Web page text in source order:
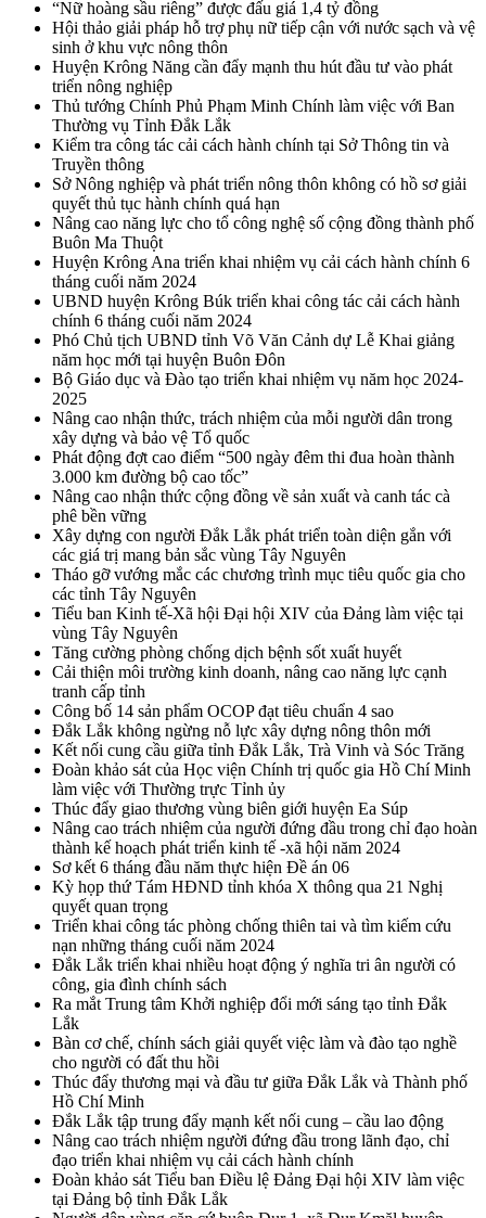
“Nữ hoàng sầu riêng” được đấu giá 1,4 tỷ đồng
Hội thảo giải pháp hỗ trợ phụ nữ tiếp cận với nước sạch và vệ
sinh ở khu vực nông thôn
Huyện Krông Năng cần đẩy mạnh thu hút đầu tư vào phát
triển nông nghiệp
Thủ tướng Chính Phủ Phạm Minh Chính làm việc với Ban
Thường vụ Tỉnh Đắk Lắk
Kiểm tra công tác cải cách hành chính tại Sở Thông tin và
Truyền thông
Sở Nông nghiệp và phát triển nông thôn không có hồ sơ giải
quyết thủ tục hành chính quá hạn
Nâng cao năng lực cho tổ công nghệ số cộng đồng thành phố
Buôn Ma Thuột
Huyện Krông Ana triển khai nhiệm vụ cải cách hành chính 6
tháng cuối năm 2024
UBND huyện Krông Búk triển khai công tác cải cách hành
chính 6 tháng cuối năm 2024
Phó Chủ tịch UBND tỉnh Võ Văn Cảnh dự Lễ Khai giảng
năm học mới tại huyện Buôn Đôn
Bộ Giáo dục và Đào tạo triển khai nhiệm vụ năm học 2024-
2025
Nâng cao nhận thức, trách nhiệm của mỗi người dân trong
xây dựng và bảo vệ Tổ quốc
Phát động đợt cao điểm “500 ngày đêm thi đua hoàn thành
3.000 km đường bộ cao tốc”
Nâng cao nhận thức cộng đồng về sản xuất và canh tác cà
phê bền vững
Xây dựng con người Đắk Lắk phát triển toàn diện gắn với
các giá trị mang bản sắc vùng Tây Nguyên
Tháo gỡ vướng mắc các chương trình mục tiêu quốc gia cho
các tỉnh Tây Nguyên
Tiểu ban Kinh tế-Xã hội Đại hội XIV của Đảng làm việc tại
vùng Tây Nguyên
Tăng cường phòng chống dịch bệnh sốt xuất huyết
Cải thiện môi trường kinh doanh, nâng cao năng lực cạnh
tranh cấp tỉnh
Công bố 14 sản phẩm OCOP đạt tiêu chuẩn 4 sao
Đắk Lắk không ngừng nỗ lực xây dựng nông thôn mới
Kết nối cung cầu giữa tỉnh Đắk Lắk, Trà Vinh và Sóc Trăng
Đoàn khảo sát của Học viện Chính trị quốc gia Hồ Chí Minh
làm việc với Thường trực Tỉnh ủy
Thúc đẩy giao thương vùng biên giới huyện Ea Súp
Nâng cao trách nhiệm của người đứng đầu trong chỉ đạo hoàn
thành kế hoạch phát triển kinh tế -xã hội năm 2024
Sơ kết 6 tháng đầu năm thực hiện Đề án 06
Kỳ họp thứ Tám HĐND tỉnh khóa X thông qua 21 Nghị
quyết quan trọng
Triển khai công tác phòng chống thiên tai và tìm kiếm cứu
nạn những tháng cuối năm 2024
Đắk Lắk triển khai nhiều hoạt động ý nghĩa tri ân người có
công, gia đình chính sách
Ra mắt Trung tâm Khởi nghiệp đổi mới sáng tạo tỉnh Đắk
Lắk
Bàn cơ chế, chính sách giải quyết việc làm và đào tạo nghề
cho người có đất thu hồi
Thúc đẩy thương mại và đầu tư giữa Đắk Lắk và Thành phố
Hồ Chí Minh
Đắk Lắk tập trung đẩy mạnh kết nối cung – cầu lao động
Nâng cao trách nhiệm người đứng đầu trong lãnh đạo, chỉ
đạo triển khai nhiệm vụ cải cách hành chính
Đoàn khảo sát Tiểu ban Điều lệ Đảng Đại hội XIV làm việc
tại Đảng bộ tỉnh Đắk Lắk